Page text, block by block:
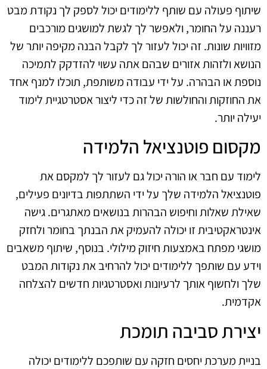
שיתוף פעולה עם שותף ללימודים יכול לספק לך נקודת מבט
רעננה על החומר, ולאפשר לך לגשת למושגים מורכבים
מזוויות שונות. זה יכול לעזור לך לקבל הבנה מקיפה יותר של
הנושא ולזהות אזורים שבהם אתה עשוי להזדקק לתמיכה
נוספת או הבהרה. על ידי עבודה משותפת, תוכלו למנף אחד
את החוזקות והחולשות של זה כדי ליצור אסטרטגיית לימוד
יעילה יותר.
מקסום פוטנציאל הלמידה
לימוד עם חבר או הורה יכול גם לעזור לך למקסם את
פוטנציאל הלמידה שלך על ידי השתתפות בדיונים פעילים,
שאילת שאלות וחיפוש הבהרות בנושאים מאתגרים. גישה
אינטראקטיבית זו יכולה להעמיק את הבנתך בחומר ולחזק
מושגי מפתח באמצעות חיזוק מילולי. בנוסף, שיתוף משאבים
וידע עם שותפך ללימודים יכול להרחיב את נקודות המבט
שלך ולחשוף אותך לרעיונות ואסטרטגיות חדשים להצלחה
אקדמית.
יצירת סביבה תומכת
בניית מערכת יחסים חזקה עם שותפכם ללימודים יכולה